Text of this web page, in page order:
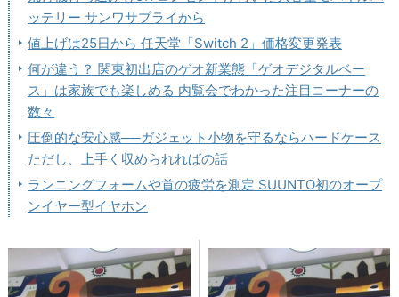
ッテリー サンワサプライから
値上げは25日から 任天堂「Switch 2」価格変更発表
何が違う？ 関東初出店のゲオ新業態「ゲオデジタルベー
ス」は家族でも楽しめる 内覧会でわかった注目コーナーの
数々
圧倒的な安心感──ガジェット小物を守るならハードケース
ただし、上手く収められればの話
ランニングフォームや首の疲労を測定 SUUNTO初のオープ
ンイヤー型イヤホン